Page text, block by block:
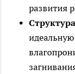
развития